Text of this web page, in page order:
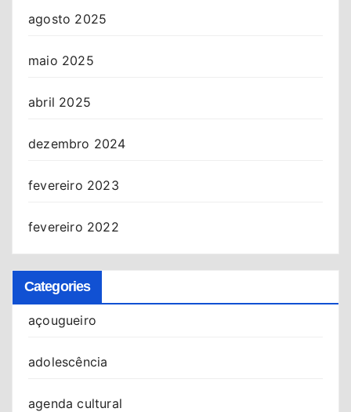
agosto 2025
maio 2025
abril 2025
dezembro 2024
fevereiro 2023
fevereiro 2022
Categories
açougueiro
adolescência
agenda cultural